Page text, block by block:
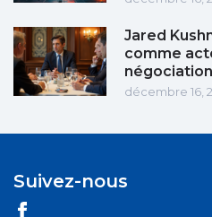
Jared
comme
décembre 16,
Suivez-nous